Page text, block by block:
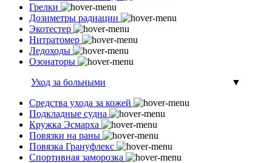
Грелки
Дозиметры радиации
Экотестер
Нитратомер
Ледоходы
Озонаторы
Уход за больными
▼
Средства ухода за кожей
Подкладные судна
Кружка Эсмарха
Повязки на раны
Повязка Грануфлекс
Спортивная заморозка